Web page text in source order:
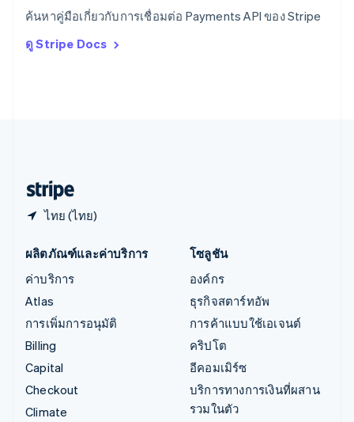
ค้นหาคู่มือเกี่ยวกับการเชื่อมต่อ Payments API ของ Stripe
ดู Stripe Docs
ไทย (ไทย)
DeutschEnglish
ItalianoEnglish
ผลิตภัณฑ์และค่าบริการ
ค่าบริการ
Atlas
การเพิ่มการอนุมัติ
Billing
Capital
Checkout
Climate
โซลูชัน
องค์กร
ธุรกิจสตาร์ทอัพ
การค้าแบบใช้เอเจนต์
คริปโต
อีคอมเมิร์ซ
บริการทางการเงินที่ผสาน
รวมในตัว